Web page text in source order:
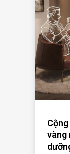
vàng